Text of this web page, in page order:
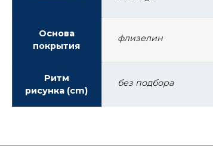
Основа
покрытия
флизелин
Ритм
рисунка (cm)
без подбора